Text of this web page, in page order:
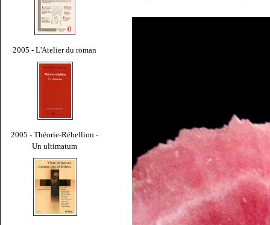
2005 - L'Atelier du roman
2005 - Théorie-Rébellion -
Un ultimatum